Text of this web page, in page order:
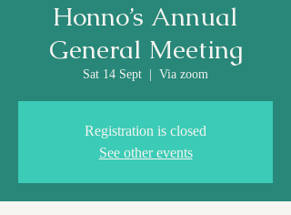
Honno’s Annual
General Meeting
Sat 14 Sept Via zoom
Registration is closed
See other events